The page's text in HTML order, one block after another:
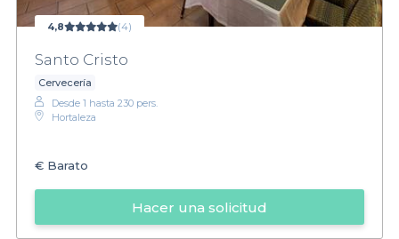
4,8 (4)
Santo Cristo
Cervecería
Desde 1 hasta 230 pers.
Hortaleza
€ Barato
Hacer una solicitud